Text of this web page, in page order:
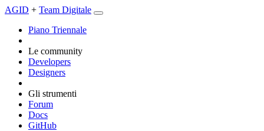
AGID + Team Digitale
Piano Triennale
Le community
Developers
Designers
Gli strumenti
Forum
Docs
GitHub